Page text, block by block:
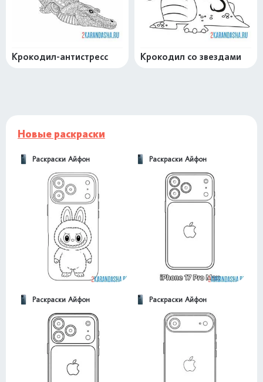
Крокодил-антистресс Крокодил со звездами
Новые раскраски
Раскраски Айфон Раскраски Айфон
Раскраски Айфон Раскраски Айфон